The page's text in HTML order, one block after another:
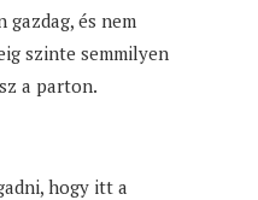
gazdag, és nem
szinte semmilyen
a parton.
hogy itt a